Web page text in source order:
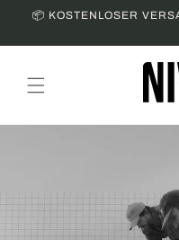
Skip to
📦 KOSTENLOSER